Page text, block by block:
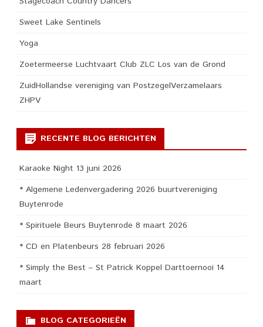
Sweet Lake Sentinels
Yoga
Zoetermeerse Luchtvaart Club ZLC Los van de Grond
ZuidHollandse vereniging van PostzegelVerzamelaars
ZHPV
RECENTE BLOG BERICHTEN
Karaoke Night 13 juni 2026
* Algemene Ledenvergadering 2026 buurtvereniging
Buytenrode
* Spirituele Beurs Buytenrode 8 maart 2026
* CD en Platenbeurs 28 februari 2026
* Simply the Best – St Patrick Koppel Darttoernooi 14
maart
BLOG CATEGORIEËN